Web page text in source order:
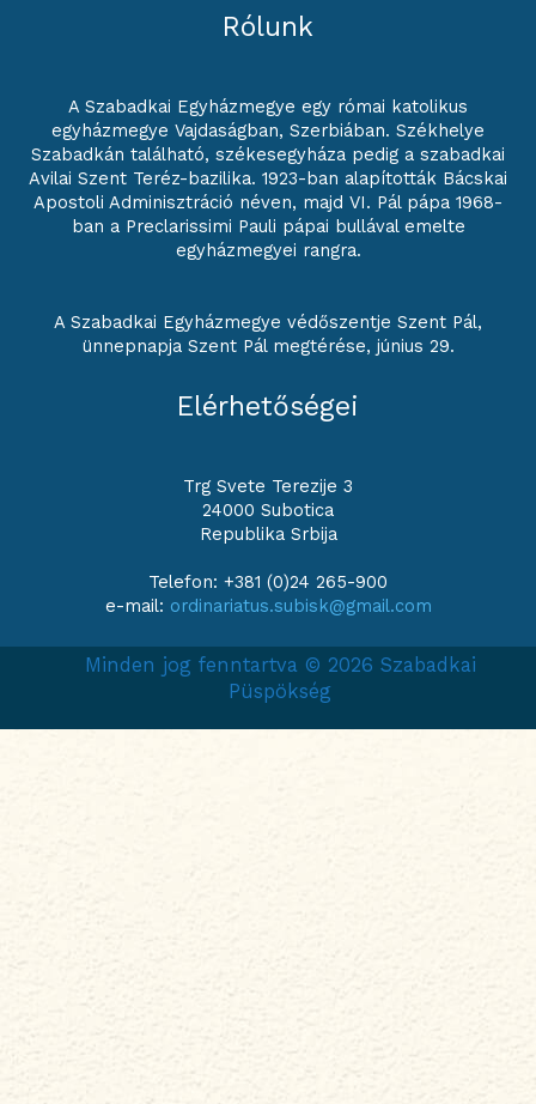
Rólunk
A Szabadkai Egyházmegye egy római katolikus
egyházmegye Vajdaságban, Szerbiában. Székhelye
Szabadkán található, székesegyháza pedig a szabadkai
Avilai Szent Teréz-bazilika. 1923-ban alapították Bácskai
Apostoli Adminisztráció néven, majd VI. Pál pápa 1968-
ban a Preclarissimi Pauli pápai bullával emelte
egyházmegyei rangra.
A Szabadkai Egyházmegye védőszentje Szent Pál,
ünnepnapja Szent Pál megtérése, június 29.
Elérhetőségei
Trg Svete Terezije 3
24000 Subotica
Republika Srbija
Telefon: +381 (0)24 265-900
e-mail: ordinariatus.subisk@gmail.com
Minden jog fenntartva © 2026 Szabadkai
Püspökség